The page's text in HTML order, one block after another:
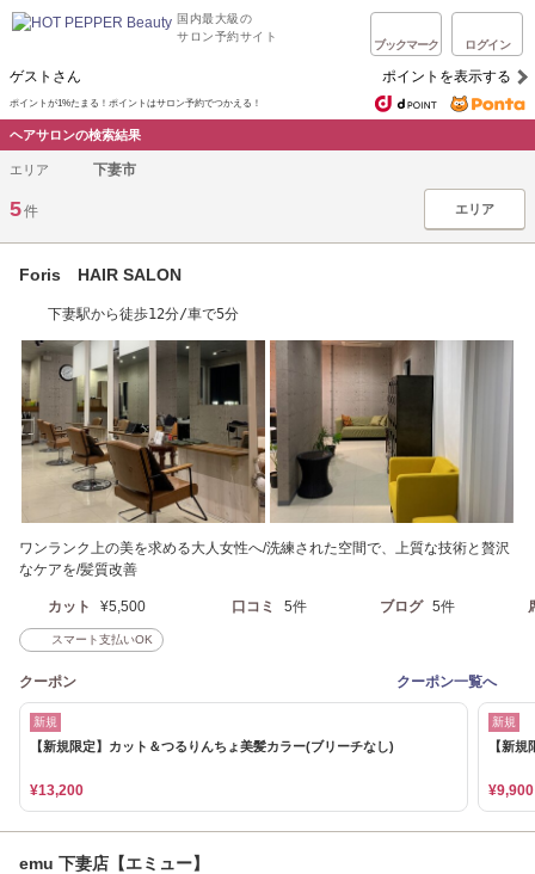
国内最大級の
サロン予約サイト
ブックマーク ログイン
ゲストさん ポイントを表示する
ポイントが1%たまる！ポイントはサロン予約でつかえる！
ヘアサロンの検索結果
エリア 下妻市
5件 エリア
Foris HAIR SALON
下妻駅から徒歩12分/車で5分
ワンランク上の美を求める大人女性へ/洗練された空間で、上質な技術と贅沢
なケアを/髪質改善
カット ¥5,500 口コミ 5件 ブログ 5件
スマート支払いOK
クーポン クーポン一覧へ
新規
【新規限定】カット＆つるりんちょ美髪カラー(ブリーチなし)
¥13,200
新規
【新
¥9,900
emu 下妻店【エミュー】